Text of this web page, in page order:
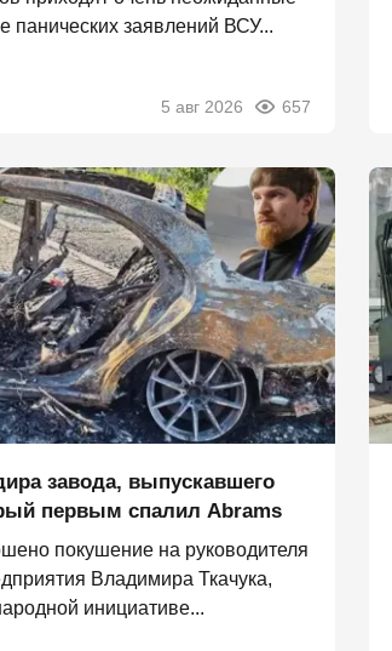
панических заявлений ВСУ...
5 авг 2026 657
завода, выпускавшего
первым спалил Abrams
покушение на руководителя
Владимира Ткачука,
инициативе...